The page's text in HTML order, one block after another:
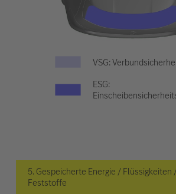
VSG:
ESG:
5. Gespeicherte Energie / Flüssigkeiten
Feststoffe